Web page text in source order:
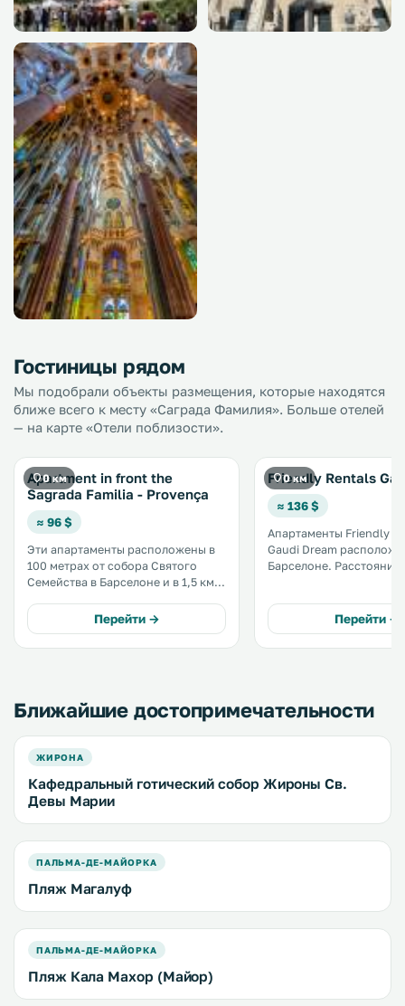
Гостиницы рядом
Мы подобрали объекты размещения, которые находятся
ближе всего к месту «Саграда Фамилия». Больше отелей
— на карте «Отели поблизости».
0 км
Apartment in front the
Sagrada Familia - Provença
≈ 96 $
Эти апартаменты расположены в
100 метрах от собора Святого
Семейства в Барселоне и в 1,5 км
можно бесплатно пользоваться
Wi-Fi. В числе удобств обеденная
зона и кухня с посудомоечной
Перейти →
0 км
Friendly Rentals
≈ 136 $
Апартаменты Friendly
Gaudi Dream
Барселоне. Расстояние до Храма
апартаментов
бесплатный Wi-Fi. В числе удобств
гостиный уголок,
Перейти →
Ближайшие достопримечательности
ЖИРОНА
Кафедральный готический собор Жироны Св.
Девы Марии
ПАЛЬМА-ДЕ-МАЙОРКА
Пляж Магалуф
ПАЛЬМА-ДЕ-МАЙОРКА
Пляж Кала Махор (Майор)